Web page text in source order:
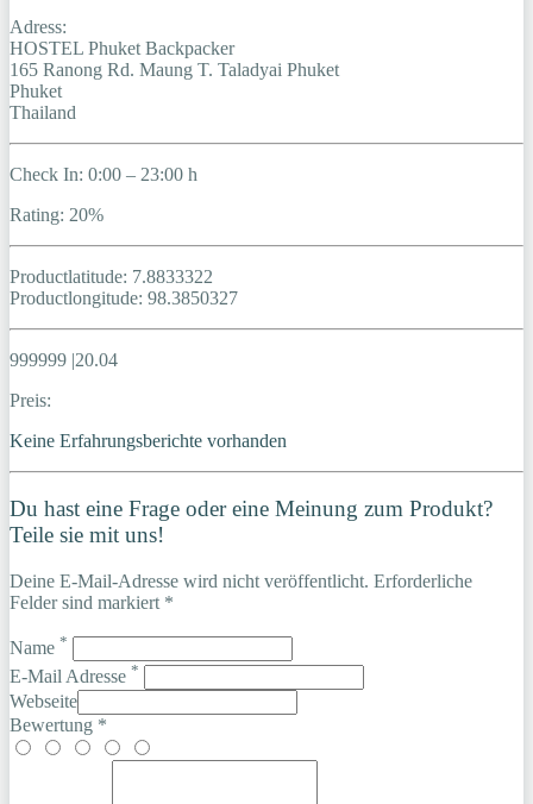
Adress:
HOSTEL Phuket Backpacker
165 Ranong Rd. Maung T. Taladyai Phuket
Phuket
Thailand
Check In: 0:00 – 23:00 h
Rating: 20%
Productlatitude: 7.8833322
Productlongitude: 98.3850327
999999 |20.04
Preis:
Keine Erfahrungsberichte vorhanden
Du hast eine Frage oder eine Meinung zum Produkt?
Teile sie mit uns!
Deine E-Mail-Adresse wird nicht veröffentlicht. Erforderliche
Felder sind markiert *
Name *
E-Mail Adresse *
Webseite
Bewertung *